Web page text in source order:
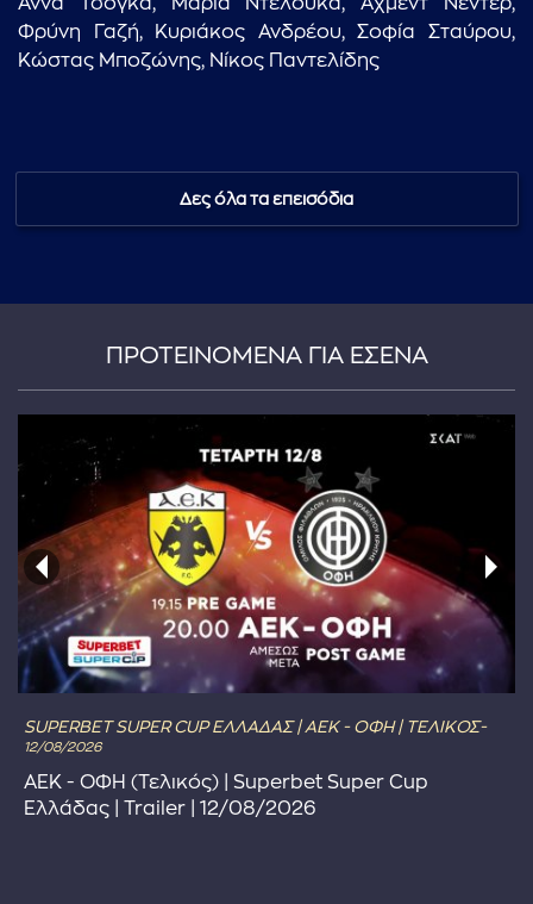
Φρύνη Γαζή, Κυριάκος Ανδρέου, Σοφία Σταύρου,
Κώστας Μποζώνης, Νίκος Παντελίδης
Δες όλα τα επεισόδια
ΠΡΟΤΕΙΝΟΜΕΝΑ ΓΙΑ ΕΣΕΝΑ
SUPERBET SUPER CUP ΕΛΛΑΔΑΣ | ΑΕΚ - ΟΦΗ | ΤΕΛΙΚΟΣ-
12/08/2026
ΑΕΚ - ΟΦΗ (Τελικός) | Superbet Super Cup
Ελλάδας | Trailer | 12/08/2026